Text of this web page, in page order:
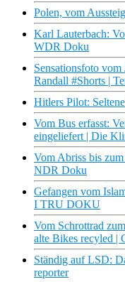
Polen, vom
Karl Lauterbach:
WDR Doku
Sensationsfoto vom
Randall #Shorts |
Hitlers Pilot:
Vom Bus erfasst:
eingeliefert | Die
Vom Abriss bis
NDR Doku
Gefangen vom
I TRU DOKU
Vom Schrottrad
alte Bikes recyled |
Ständig auf LSD:
reporter